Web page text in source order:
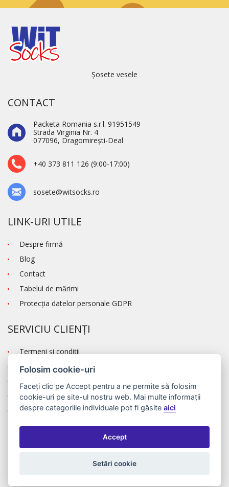
Șosete vesele
CONTACT
Packeta Romania s.r.l. 91951549
Strada Virginia Nr. 4
077096, Dragomirești-Deal
+40 373 811 126 (9:00-17:00)
sosete@witsocks.ro
LINK-URI UTILE
Despre firmă
Blog
Contact
Tabelul de mărimi
Protecţia datelor personale GDPR
SERVICIU CLIENȚI
Termeni şi condiţii
Transportul și modalitatea de plată
Reclamaţie
Autentificare
Înregistrare
©2026 MODA ČAPEK s.r.o. Made by
Folosim cookie-uri
Faceți clic pe Accept pentru a ne permite să folosim
cookie-uri pe site-ul nostru web. Mai multe informații
despre categoriile individuale pot fi găsiteaici
Accept
Setări cookie